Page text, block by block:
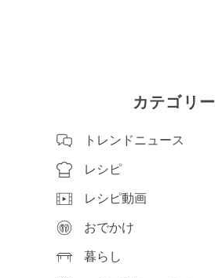
カテゴリー
トレンドニュース
レシピ
レシピ動画
おでかけ
暮らし